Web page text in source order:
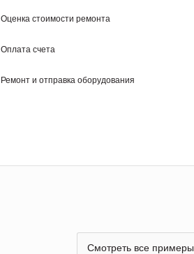
Оценка стоимости ремонта
Оплата счета
Ремонт и отправка оборудования
Смотреть все примеры